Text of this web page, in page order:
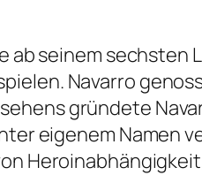
ab seinem sechsten
Navarro
gründete
eigenem Namen